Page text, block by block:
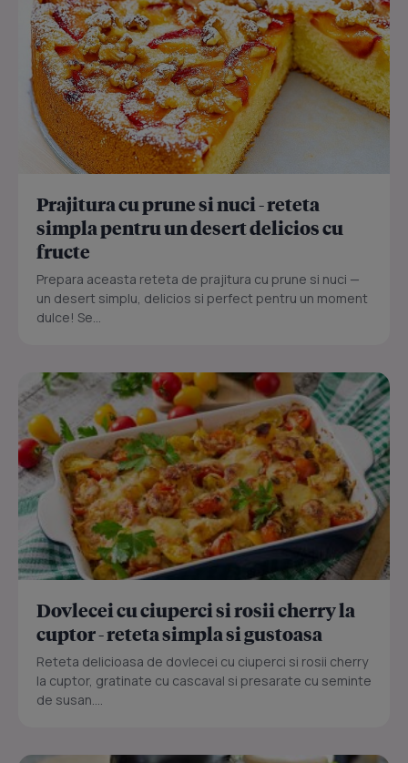
Prajitura cu prune si nuci - reteta
simpla pentru un desert delicios cu
fructe
Prepara aceasta reteta de prajitura cu prune si nuci —
un desert simplu, delicios si perfect pentru un moment
dulce! Se...
Dovlecei cu ciuperci si rosii cherry la
cuptor - reteta simpla si gustoasa
Reteta delicioasa de dovlecei cu ciuperci si rosii cherry
la cuptor, gratinate cu cascaval si presarate cu seminte
de susan....